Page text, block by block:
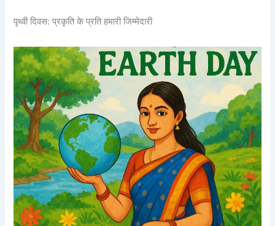
पृथ्वी दिवस: प्रकृति के प्रति हमारी जिम्मेदारी